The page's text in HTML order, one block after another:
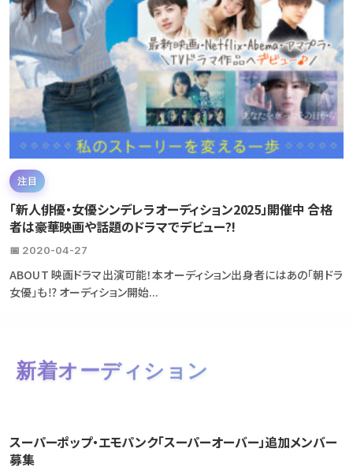
注目
「新人俳優・女優シンデレラオーディション2025」開催中 合格
者は豪華映画や話題のドラマでデビュー?!
📅 2020-04-27
ABOUT 映画ドラマ出演可能！本オーディション出身者にはあの「朝ドラ
女優」も⁉ オーディション開始...
新着オーディション
スーパーポップ・エモパンク「スーパーオーバー」追加メンバー
募集